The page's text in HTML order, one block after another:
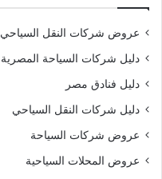
عروض شركات النقل السياحي
دليل شركات السياحة المصرية
دليل فنادق مصر
دليل شركات النقل السياحي
عروض شركات السياحة
عروض المحلات السياحية